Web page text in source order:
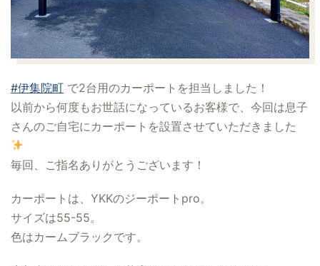
#伊集院町 で2台用のカーポートを担当しました！
以前から何度もお世話になっているお客様で、今回は息子
さんのご自宅にカーポートを設置させていただきました
毎回、ご指名ありがとうございます！
カーポートは、YKKのジーポートpro。
サイズは55-55。
色はカームブラックです。